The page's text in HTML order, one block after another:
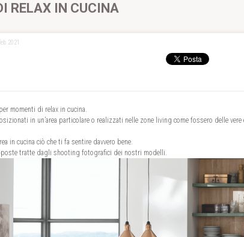
RELAX IN CUCINA
2021
momenti di relax in cucina.
in un’area particolare o realizzati nelle zone living come fossero delle
in cucina ciò che ti fa sentire davvero bene.
tratte dagli shooting fotografici dei nostri modelli.